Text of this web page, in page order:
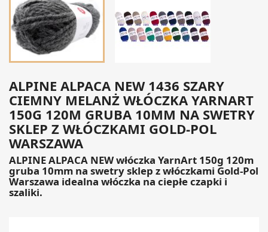
ALPINE ALPACA NEW 1436 SZARY
CIEMNY MELANŻ WŁÓCZKA YARNART
150G 120M GRUBA 10MM NA SWETRY
SKLEP Z WŁÓCZKAMI GOLD-POL
WARSZAWA
ALPINE ALPACA NEW włóczka YarnArt 150g 120m
gruba 10mm na swetry sklep z włóczkami Gold-Pol
Warszawa idealna włóczka na ciepłe czapki i
szaliki.